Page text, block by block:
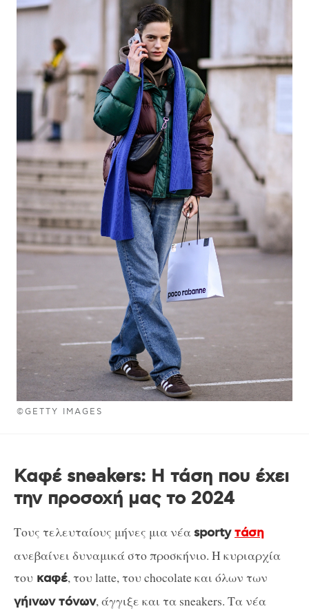
©GETTY IMAGES
Καφέ sneakers: Η τάση που έχει
την προσοχή μας το 2024
Τους τελευταίους μήνες μια νέαsportyτάση
ανεβαίνει δυναμικά στο προσκήνιο. Η κυριαρχία
του καφέ, του latte, του chocolate και όλων των
γήινων τόνων, άγγιξε και τα sneakers. Τα νέα